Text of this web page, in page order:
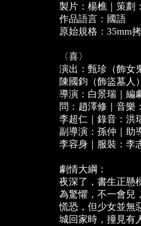
製片：楊樵｜策劃
作品語言：國語
原始規格：35mm
〈喜〉
演出：甄珍（飾女
陳國鈞（飾盜墓人
導演：白景瑞｜編
問：趙澤修｜音樂
李超仁｜錄音：洪
副導演：孫仲｜助
李容身｜服裝：李
劇情大綱：
夜深了，書生正懸
為驚懼，不一會兒
慌恐，但少女並無
城回家時，撞見有